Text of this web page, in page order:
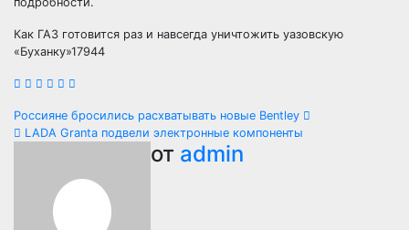
Как ГАЗ готовится раз и навсегда уничтожить уазовскую
«Буханку»17944
Навигация
записям
Россияне бросились расхватывать новые Bentley
LADA Granta подвели электронные компоненты
от admin